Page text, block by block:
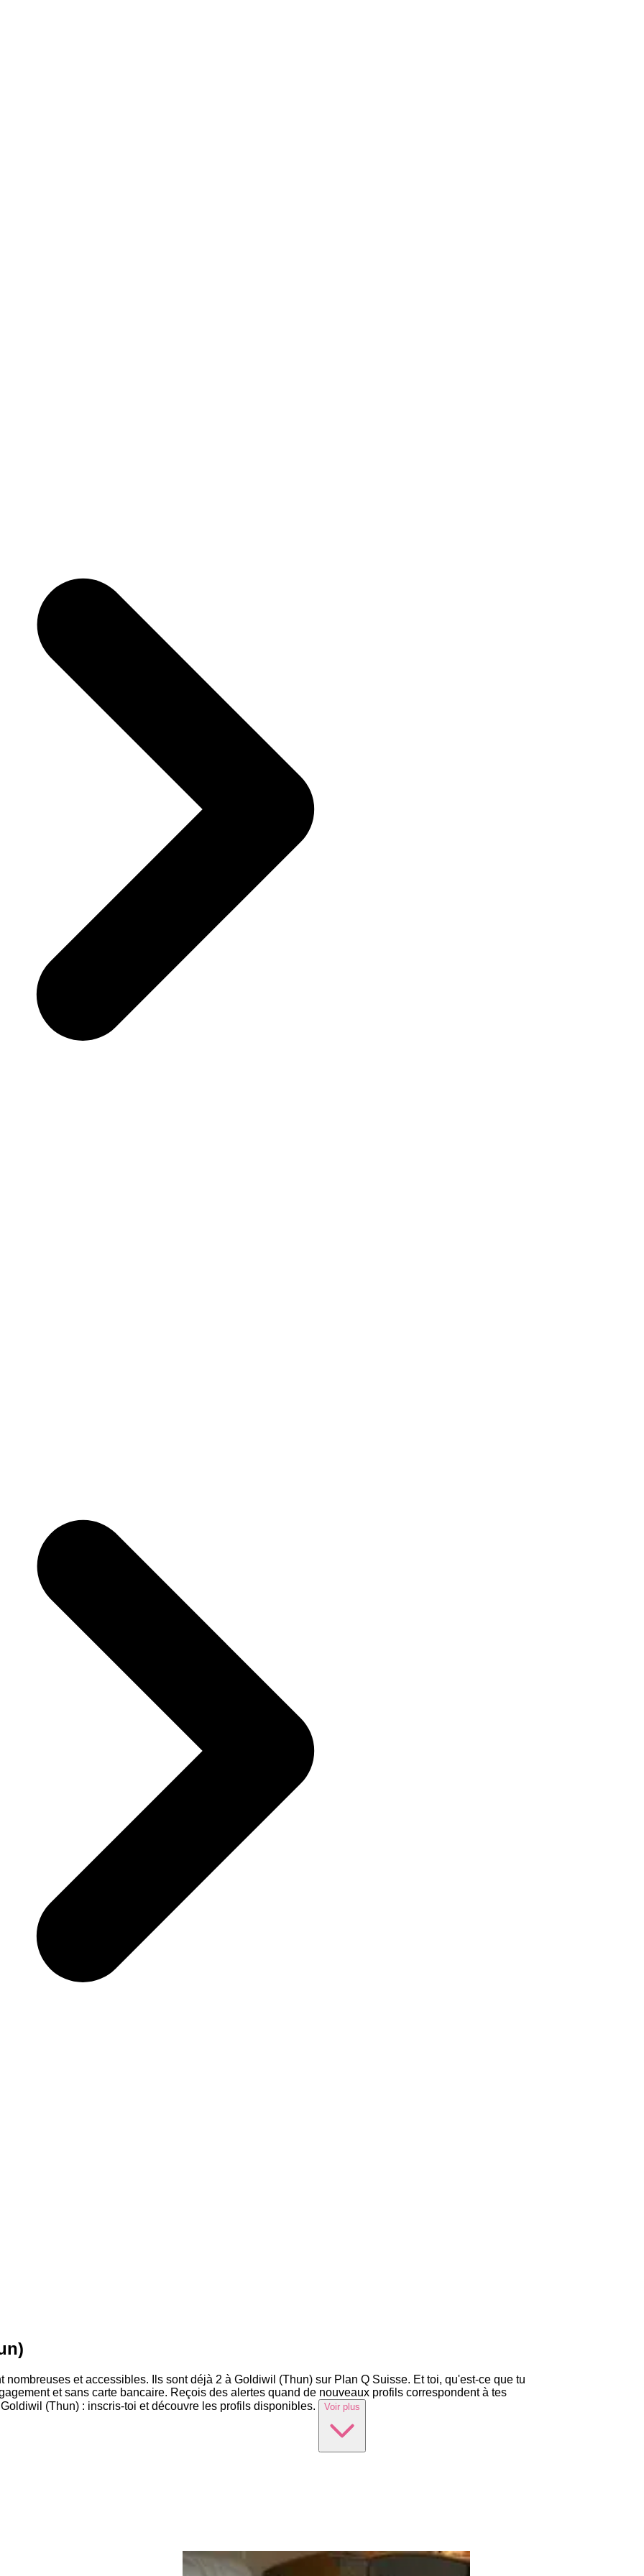
nombreuses et accessibles. Ils sont déjà 2 à Goldiwil (Thun) sur Plan Q Suisse. Et toi, qu'est-ce que tu
et sans carte bancaire. Reçois des alertes quand de nouveaux profils correspondent à tes
(Thun) : inscris-toi et découvre les profils disponibles.
Voir plus